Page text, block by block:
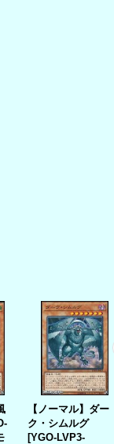
【ノーマル】ダー
ク・シムルグ
[YGO-LVP3-